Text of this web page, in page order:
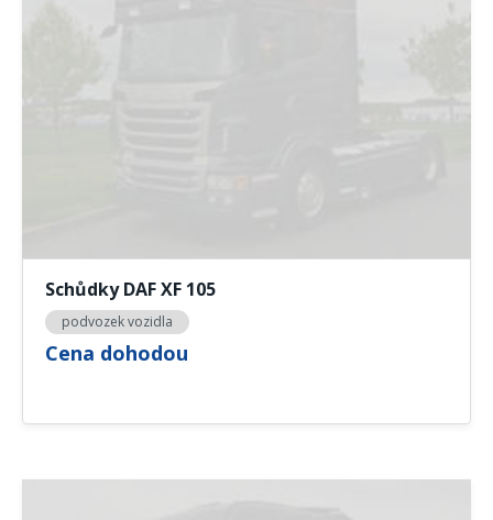
Schůdky DAF XF 105
podvozek vozidla
Cena dohodou